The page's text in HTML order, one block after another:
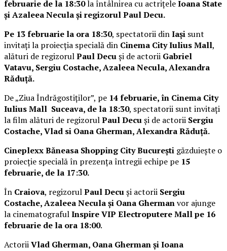
februarie de la 18:30la întâlnirea cu actrițeleIoana State
și Azaleea Necula și regizorul Paul Decu.
Pe 13 februarie la ora 18:30, spectatorii dinIași sunt
invitați la proiecția specială din Cinema City Iulius Mall,
alături de regizorulPaul Decuși de actorii Gabriel
Vatavu, Sergiu Costache, Azaleea Necula, Alexandra
Răduță.
De „Ziua Îndrăgostiților”, pe 14 februarie, în Cinema City
Iulius Mall Suceava, de la 18:30, spectatorii sunt invitați
la film alături de regizorulPaul Decuși de actorii Sergiu
Costache, Vlad si Oana Gherman, Alexandra Răduță.
Cineplexx Băneasa Shopping City București găzduiește o
proiecție specială în prezența întregii echipe pe 15
februarie, de la 17:30.
În Craiova, regizorulPaul Decuși actorii Sergiu
Costache, Azaleea Necula și Oana Ghermanvor ajunge
la cinematografulInspire VIP Electroputere Mall pe 16
februarie de la ora 18:00.
ActoriiVlad Gherman, Oana Gherman și Ioana